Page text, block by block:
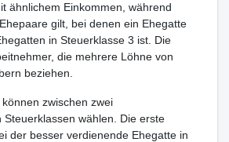
ähnlichem Einkommen, während
gilt, bei denen ein Ehegatte
in Steuerklasse 3 ist. Die
die mehrere Löhne von
beziehen.
zwischen zwei
Steuerklassen wählen. Die erste
der besser verdienende Ehegatte in